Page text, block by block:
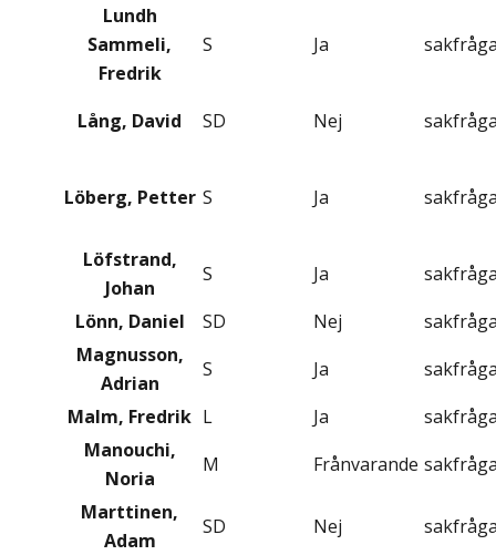
Lundh
Sammeli,
Fredrik
S Ja
Lång, David SD Nej
Löberg, Petter S Ja
Löfstrand,
Johan
S Ja
Lönn, Daniel
SD Nej
Magnusson,
Adrian
S Ja
Malm, Fredrik L Ja
Manouchi,
Noria
M Frånvarande
Marttinen,
Adam
SD Nej